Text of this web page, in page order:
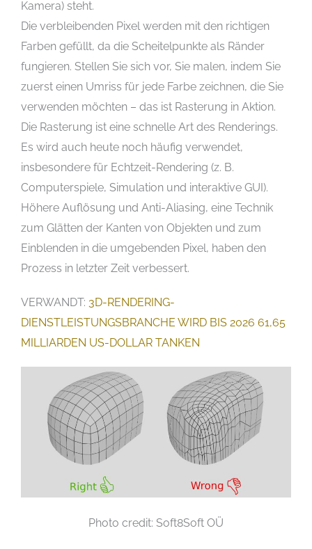
Kamera) steht.
Die verbleibenden Pixel werden mit den richtigen
Farben gefüllt, da die Scheitelpunkte als Ränder
fungieren. Stellen Sie sich vor, Sie malen, indem Sie
zuerst einen Umriss für jede Farbe zeichnen, die Sie
verwenden möchten – das ist Rasterung in Aktion.
Die Rasterung ist eine schnelle Art des Renderings.
Es wird auch heute noch häufig verwendet,
insbesondere für Echtzeit-Rendering (z. B.
Computerspiele, Simulation und interaktive GUI).
Höhere Auflösung und Anti-Aliasing, eine Technik
zum Glätten der Kanten von Objekten und zum
Einblenden in die umgebenden Pixel, haben den
Prozess in letzter Zeit verbessert.
VERWANDT: 3D-RENDERING-
DIENSTLEISTUNGSBRANCHE WIRD BIS 2026 61,65
MILLIARDEN US-DOLLAR TANKEN
Photo credit: Soft8Soft OÜ